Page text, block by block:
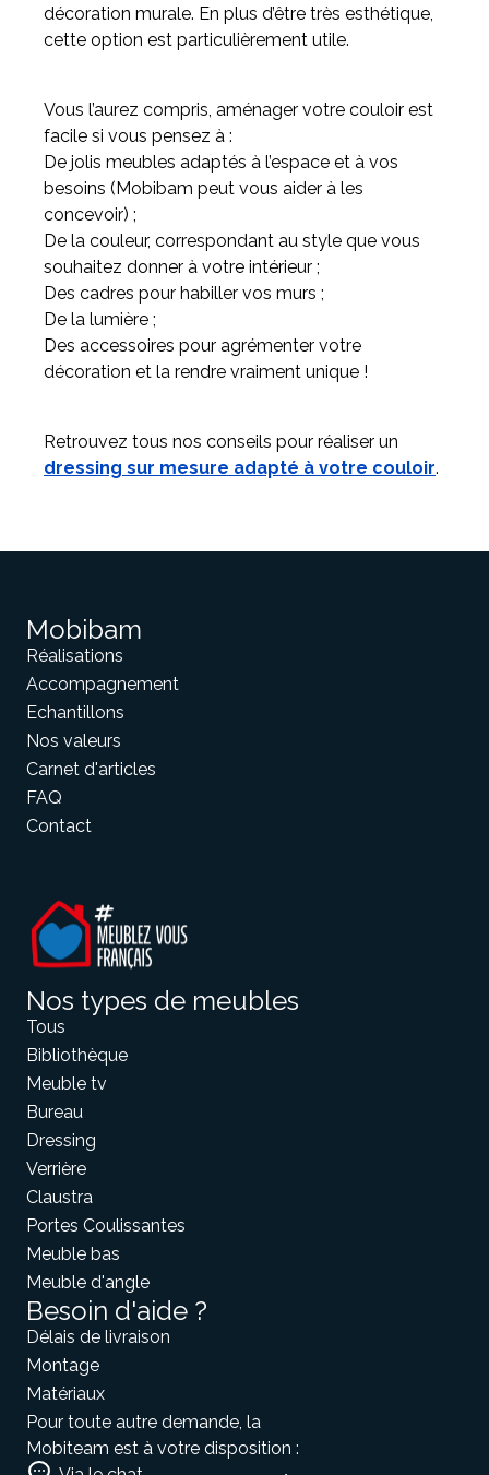
décoration murale. En plus d’être très esthétique,
cette option est particulièrement utile.
Vous l’aurez compris, aménager votre couloir est
facile si vous pensez à :
De jolis meubles adaptés à l’espace et à vos
besoins (Mobibam peut vous aider à les
concevoir) ;
De la couleur, correspondant au style que vous
souhaitez donner à votre intérieur ;
Des cadres pour habiller vos murs ;
De la lumière ;
Des accessoires pour agrémenter votre
décoration et la rendre vraiment unique !
Retrouvez tous nos conseils pour réaliser un
dressing sur mesure adapté à votre couloir.
Mobibam
Réalisations
Accompagnement
Echantillons
Nos valeurs
Carnet d'articles
FAQ
Contact
Nos types de meubles
Tous
Bibliothèque
Meuble tv
Bureau
Dressing
Verrière
Claustra
Portes Coulissantes
Meuble bas
Meuble d'angle
Besoin d'aide ?
Délais de livraison
Montage
Matériaux
Pour toute autre demande, la
Mobiteam est à votre disposition :